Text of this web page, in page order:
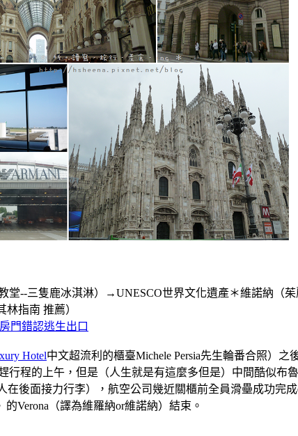
--三隻鹿冰淇淋）→UNESCO世界文化遺產＊維諾納（茱
林指南 推薦）
門錯認逃生出口
Hotel中文超流利的櫃臺Michele Persia先生輪番合照）之
程的上午，但是（人生就是有這麼多但是）中間酷似布
後面接力行李），航空公司幾近關櫃前全員滑壘成功完
Verona（譯為維羅納or維諾納）結束。